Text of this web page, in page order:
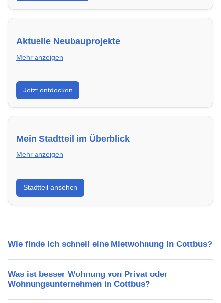
Aktuelle Neubauprojekte
Mehr anzeigen
Entdecke Neubauprojekte in Cottbus – modern,
energieeffizient und sofort bezugsfertig.
Jetzt entdecken
Mein Stadtteil im Überblick
Mehr anzeigen
Erfahre mehr über deinen Stadtteil in Cottbus:
Lebensqualität, Verkehrsanbindung, Schulen,
Freizeitmöglichkeiten und Mietpreise.
Stadtteil ansehen
Wie finde ich schnell eine Mietwohnung in Cottbus?
Was ist besser Wohnung von Privat oder
Wohnungsunternehmen in Cottbus?